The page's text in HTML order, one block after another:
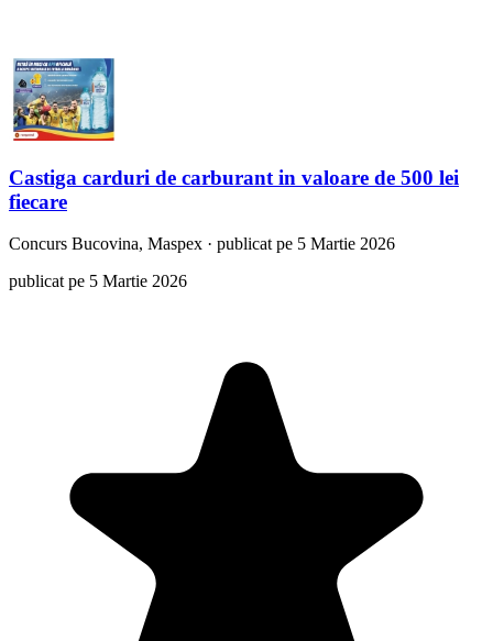
Castiga carduri de carburant in valoare de 500 lei
fiecare
Concurs Bucovina, Maspex · publicat pe 5 Martie 2026
publicat pe 5 Martie 2026